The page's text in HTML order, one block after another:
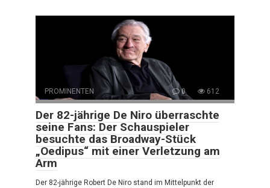
PROMINENTEN 0 612
Der 82-jährige De Niro überraschte
seine Fans: Der Schauspieler
besuchte das Broadway-Stück
„Oedipus“ mit einer Verletzung am
Arm
Der 82-jährige Robert De Niro stand im Mittelpunkt der